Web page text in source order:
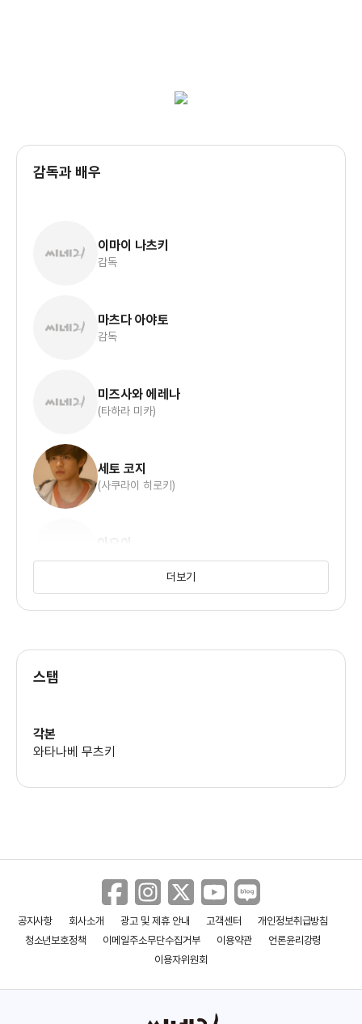
감독과 배우
이마이 나츠키
감독
마츠다 아야토
감독
미즈사와 에레나
(타하라 미카)
세토 코지
(사쿠라이 히로키)
아오이
(아야)
(타하라 사오리)
사타케 유키
코바야시 사리
더보기
스탭
각본
와타나베 무츠키
공지사항 회사소개 광고 및 제휴 안내 고객센터
개인정보취급방침
청소년보호정책
이메일주소무단수집거부 이용약관
언론윤리강령
이용자위원회